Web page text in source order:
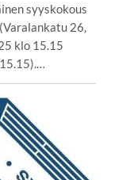
syyskokous
26,
klo 15.15